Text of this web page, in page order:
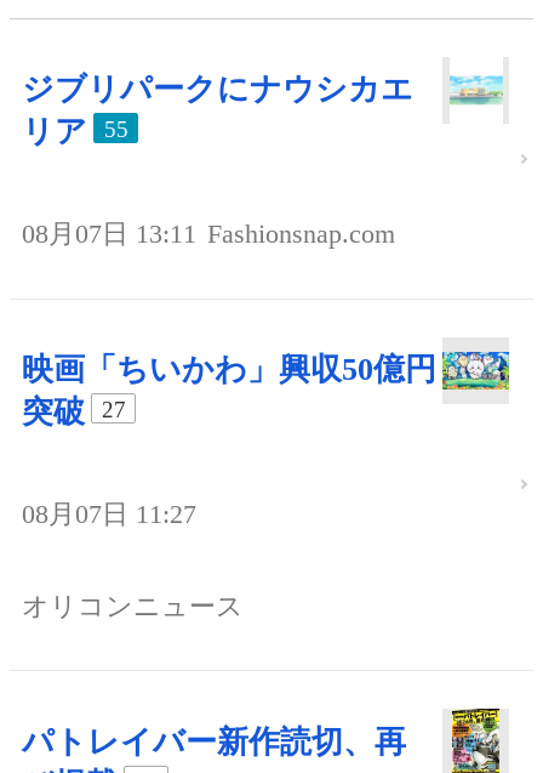
ジブリパークにナウシカエ
リア
55
08月07日 13:11 Fashionsnap.com
映画「ちいかわ」興収50億円
突破
27
08月07日 11:27
オリコンニュース
パトレイバー新作読切、再